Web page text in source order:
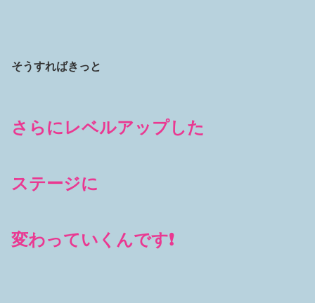
そうすればきっと
さらにレベルアップした
ステージに
変わっていくんです❗️